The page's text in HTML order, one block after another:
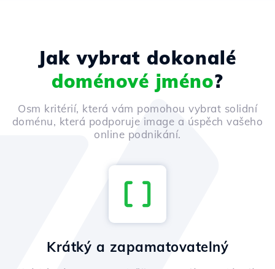
Jak vybrat dokonalé
doménové jméno?
Osm kritérií, která vám pomohou vybrat solidní
doménu, která podporuje image a úspěch vašeho
online podnikání.
Krátký a zapamatovatelný